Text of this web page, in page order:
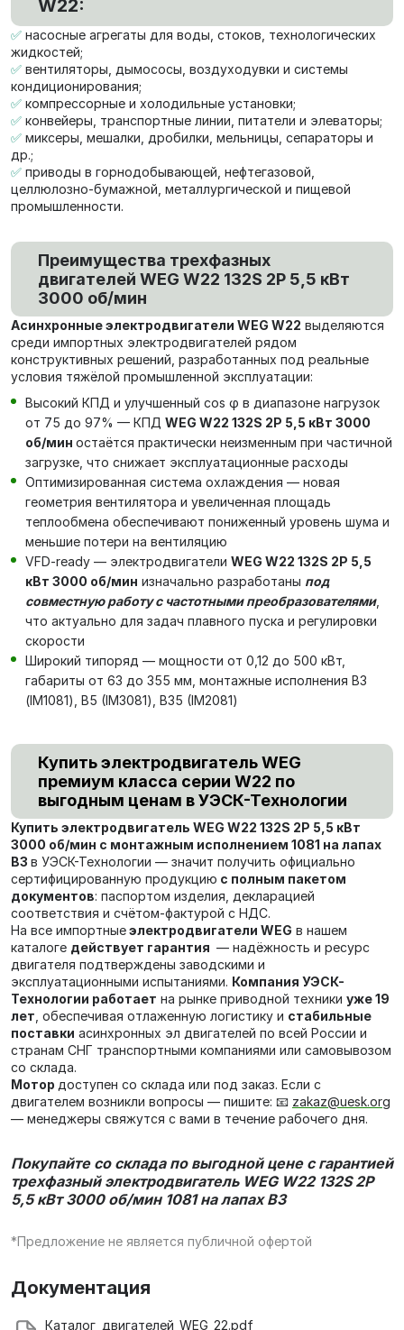
W22:
✅ насосные агрегаты для воды, стоков, технологических
жидкостей;
✅ вентиляторы, дымососы, воздуходувки и системы
кондиционирования;
✅ компрессорные и холодильные установки;
✅ конвейеры, транспортные линии, питатели и элеваторы;
✅ миксеры, мешалки, дробилки, мельницы, сепараторы и
др.;
✅ приводы в горнодобывающей, нефтегазовой,
целлюлозно-бумажной, металлургической и пищевой
промышленности.
Преимущества трехфазных
двигателей WEG W22 132S 2P 5,5 кВт
3000 об/мин
Асинхронные электродвигатели WEG W22 выделяются
среди импортных электродвигателей рядом
конструктивных решений, разработанных под реальные
условия тяжёлой промышленной эксплуатации:
Высокий КПД и улучшенный cos φ в диапазоне нагрузок
от 75 до 97% — КПД WEG W22 132S 2P 5,5 кВт 3000
об/мин остаётся практически неизменным при частичной
загрузке, что снижает эксплуатационные расходы
Оптимизированная система охлаждения — новая
геометрия вентилятора и увеличенная площадь
теплообмена обеспечивают пониженный уровень шума и
меньшие потери на вентиляцию
VFD-ready — электродвигатели WEG W22 132S 2P 5,5
кВт 3000 об/мин изначально разработаны под
совместную работу с частотными преобразователями,
что актуально для задач плавного пуска и регулировки
скорости
Широкий типоряд — мощности от 0,12 до 500 кВт,
габариты от 63 до 355 мм, монтажные исполнения В3
(IM1081), В5 (IM3081), В35 (IM2081)
Купить электродвигатель WEG
премиум класса серии W22 по
выгодным ценам в УЭСК-Технологии
Купить электродвигатель WEG W22 132S 2P 5,5 кВт
3000 об/мин с монтажным исполнением 1081 на лапах
В3 в УЭСК-Технологии — значит получить официально
сертифицированную продукцию с полным пакетом
документов: паспортом изделия, декларацией
соответствия и счётом-фактурой с НДС.
На все импортныеэлектродвигатели WEG в нашем
каталоге действует гарантия — надёжность и ресурс
двигателя подтверждены заводскими и
эксплуатационными испытаниями. Компания УЭСК-
Технологии работает на рынке приводной техники уже 19
лет , обеспечивая отлаженную логистику и стабильные
поставки асинхронных эл двигателей по всей России и
странам СНГ транспортными компаниями или самовывозом
со склада.
Мотор доступен со склада или под заказ. Если с
двигателем возникли вопросы — пишите: 📧 zakaz@uesk.org
— менеджеры свяжутся с вами в течение рабочего дня.
Покупайте со склада по выгодной цене с гарантией
трехфазный электродвигатель WEG W22 132S 2P
5,5 кВт 3000 об/мин 1081 на лапах В3
*Предложение не является публичной офертой
Документация
Каталог_двигателей_WEG_22.pdf